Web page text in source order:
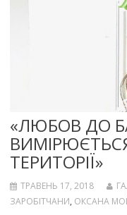
«ЛЮБОВ ДО
ТЕРИТОРІЇ»
ТРАВЕНЬ 17, 2018
ЗАРОБІТЧАНИ, ОКСАНА